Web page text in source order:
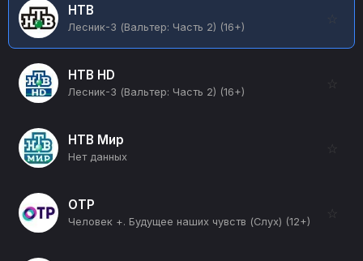
НТВ
Лесник-3 (Вальтер: Часть 2) (16+)
НТВ HD
Лесник-3 (Вальтер: Часть 2) (16+)
☆
НТВ Мир
Нет данных
☆
ОТР
Человек +. Будущее наших чувств (Слух) (12+)
☆